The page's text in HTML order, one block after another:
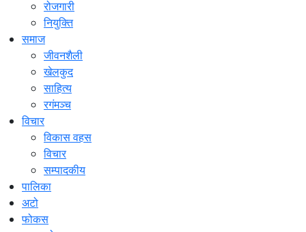
रोजगारी
नियुक्ति
समाज
जीवनशैली
खेलकुद
साहित्य
रगंमञ्च
विचार
विकास वहस
विचार
सम्पादकीय
पालिका
अटो
फोकस